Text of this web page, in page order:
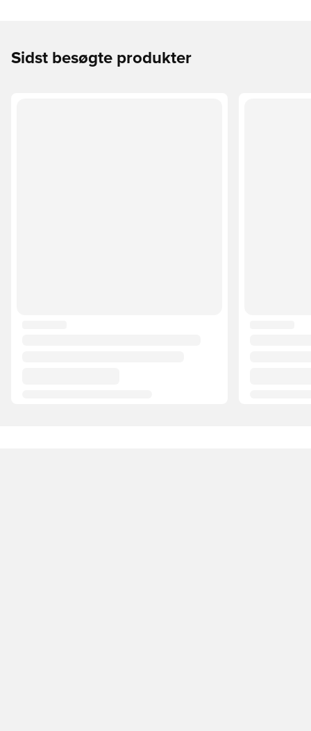
Sidst besøgte produkter